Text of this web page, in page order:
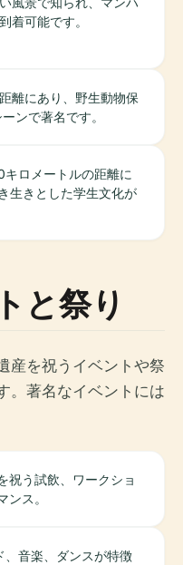
着可能です。
離にあり、野生動物保
ンで著名です。
ロメートルの距離に
生きとした学生文化が
と祭り
産を祝うイベントや祭
。著名なイベントには
祝う試飲、ワークショ
ンス。
、音楽、ダンスが特徴